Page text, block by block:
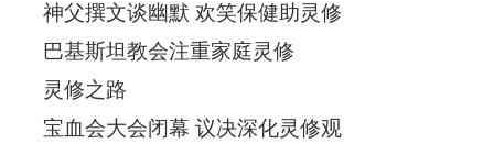
神父撰文谈幽默 欢笑保健助灵修
巴基斯坦教会注重家庭灵修
灵修之路
宝血会大会闭幕 议决深化灵修观